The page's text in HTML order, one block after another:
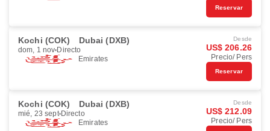
Reservar
Kochi (COK) Dubai (DXB)
dom, 1 nov Directo
Emirates
Desde
US$ 206.26
Precio/ Pers
Reservar
Kochi (COK) Dubai (DXB)
mié, 23 sept Directo
Emirates
Desde
US$ 212.09
Precio/ Pers